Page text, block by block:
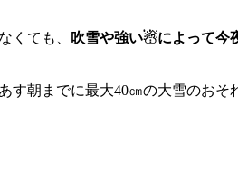
くても、
吹雪や強い☃によって今
朝までに最大40㎝の大雪のおそ